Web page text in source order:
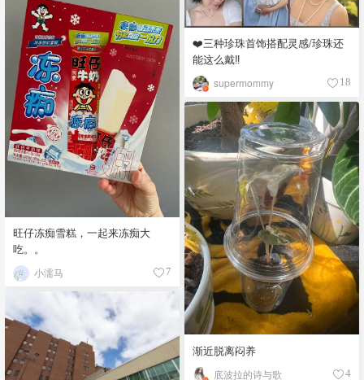
❤️三种珍珠首饰搭配灵感/珍珠还
能这么戴‼️
supermommy 18
旺仔冻痴雪糕，一起来冻痴大
吃。。
小濡马 7
渐近脱离闷养
底波拉的诗与歌 4